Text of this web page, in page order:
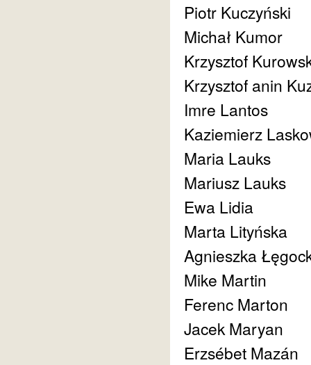
Piotr Kuczyński
Michał Kumor
Krzysztof
Krzysztof anin
Imre Lantos
Kaziemierz
Maria Lauks
Mariusz Lauks
Ewa Lidia
Marta Lityńska
Agnieszka
Mike Martin
Ferenc Marton
Jacek Maryan
Erzsébet Mazán